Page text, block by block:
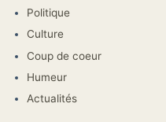
Politique
Culture
Coup de coeur
Humeur
Actualités